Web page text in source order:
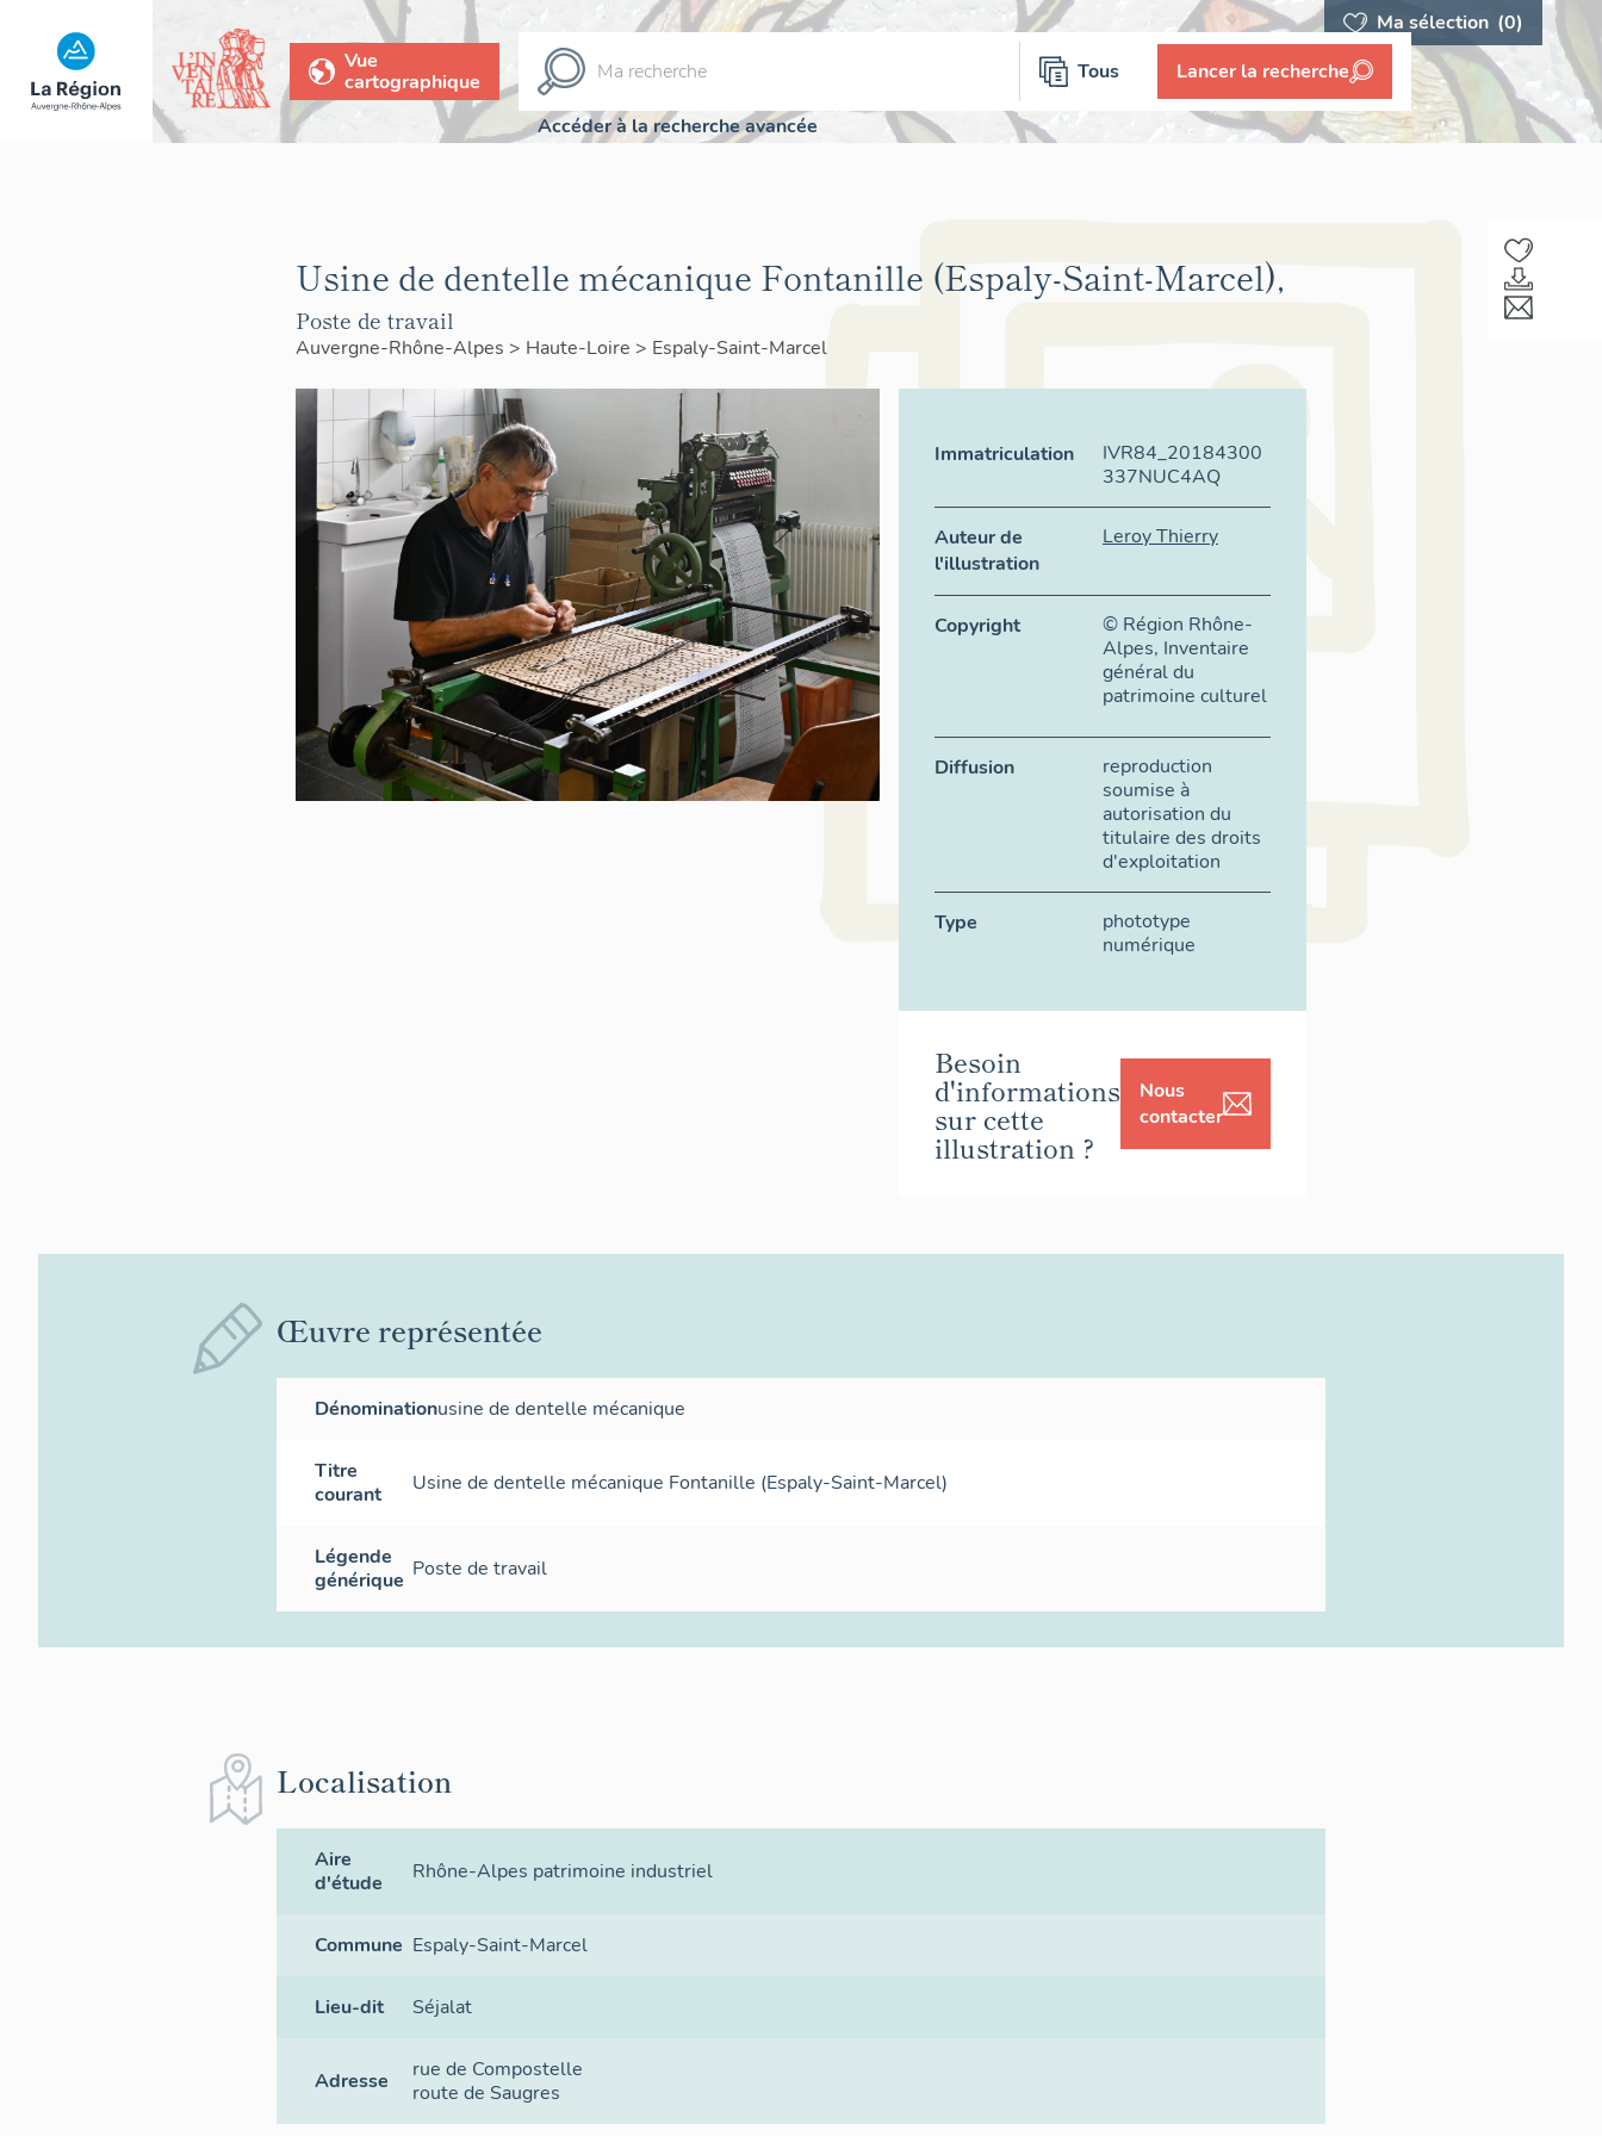
Ma sélection (0)
Vue
cartographique
Tous Lancer la recherche
Accéder à la recherche avancée
Usine de dentelle mécanique Fontanille (Espaly-Saint-Marcel),
Poste de travail
Auvergne-Rhône-Alpes > Haute-Loire > Espaly-Saint-Marcel
Immatriculation
IVR84_20184300
337NUC4AQ
Auteur de
l'illustration
Leroy Thierry
Copyright
© Région Rhône-
Alpes, Inventaire
général du
patrimoine culturel
Diffusion
reproduction
soumise à
autorisation du
titulaire des droits
d'exploitation
Type
phototype
numérique
Besoin
d'informations
sur cette
illustration ?
Nous
contacter
Œuvre représentée
Dénominationusine de dentelle mécanique
Titre
courant
Usine de dentelle mécanique Fontanille (Espaly-Saint-Marcel)
Légende
générique Poste de travail
Localisation
Aire
d'étude
Rhône-Alpes patrimoine industriel
Commune Espaly-Saint-Marcel
Lieu-dit Séjalat
Adresse
rue de Compostelle
route de Saugres